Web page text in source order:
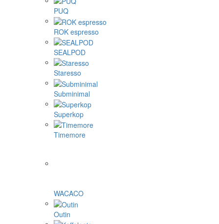
PUQ
ROK espresso
SEALPOD
Staresso
Subminimal
Superkop
Timemore
WACACO
Outin